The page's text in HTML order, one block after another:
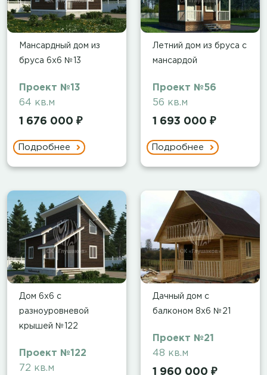
Мансардный дом из
бруса 6х6 №13
Проект №13
64 кв.м
1 676 000 ₽
Подробнее
Летний дом из бруса с
мансардой
Проект №56
56 кв.м
1 693 000 ₽
Подробнее
Дом 6х6 с
разноуровневой
крышей №122
Проект №122
72 кв.м
Дачный дом с
балконом 8х6 №21
Проект №21
48 кв.м
1 960 000 ₽